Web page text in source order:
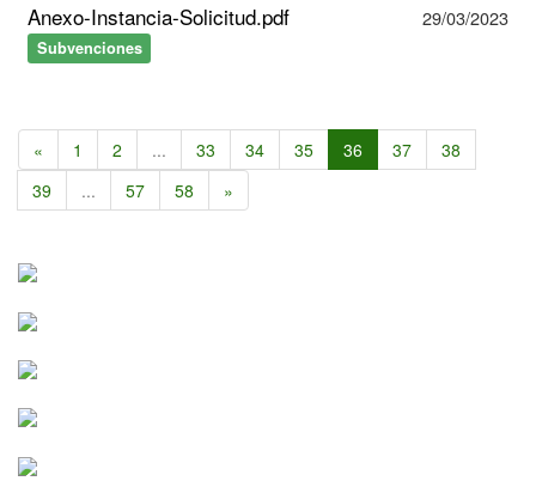
Anexo-Instancia-Solicitud.pdf
Subvenciones
29/03/2023
« 1 2 ... 33 34 35 36 37
38
39
... 57 58 »